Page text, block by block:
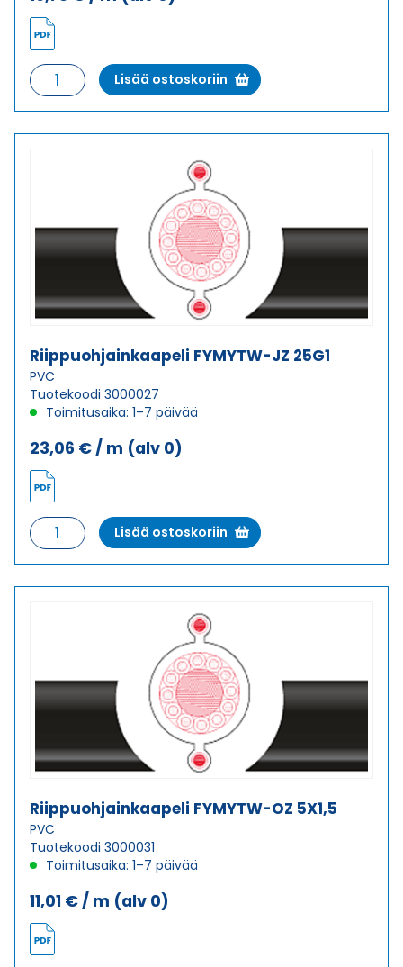
Riippuohjainkaapeli
FYMYTW-
JZ
Lisää ostoskoriin
Riippuohjainkaapeli FYMYTW-JZ 25G1
PVC
Tuotekoodi 3000027
Toimitusaika: 1–7 päivää
23,06 € / m (alv 0)
Riippuohjainkaapeli
FYMYTW-
JZ
Lisää ostoskoriin
Riippuohjainkaapeli FYMYTW-OZ 5X1,5
PVC
Tuotekoodi 3000031
Toimitusaika: 1–7 päivää
11,01 € / m (alv 0)